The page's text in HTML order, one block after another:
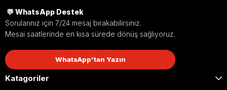
💬 WhatsApp Destek
Sorularınız için 7/24 mesaj bırakabilirsiniz.
Mesai saatlerinde en kısa sürede dönüş sağlıyoruz.
WhatsApp'tan Yazın
Katagoriler